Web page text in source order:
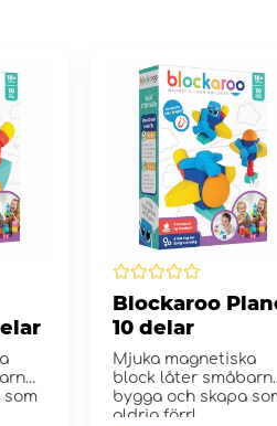
som
Blockaroo
10 delar
Mjuka magnetiska
block låter småbarn
bygga och skapa
aldrig förr!